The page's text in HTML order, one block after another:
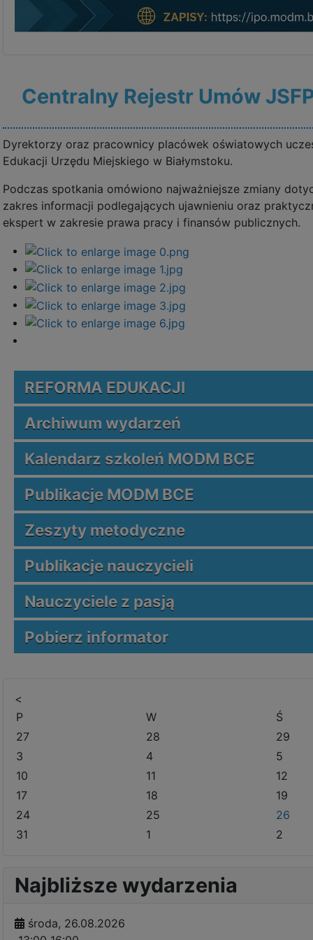
Centralny Rejestr Umów
Dyrektorzy oraz pracownicy placówek oświatowych
Edukacji Urzędu Miejskiego w Białymstoku.
Podczas spotkania omówiono najważniejsze zmiany
zakres informacji podlegających ujawnieniu oraz
ekspert w zakresie prawa pracy i finansów publicznych.
REFORMA EDUKACJI
Archiwum wydarzeń
Kalendarz szkoleń MODM BCE
Publikacje MODM BCE
Zeszyty metodyczne
Publikacje nauczycieli
Nauczyciele z pasją
Pobierz informator
<
P
W Ś
27
28 29
3
4 5
10
11 12
17
18 19
24
25 26
31
1 2
Najbliższe wydarzenia
środa, 26.08.2026